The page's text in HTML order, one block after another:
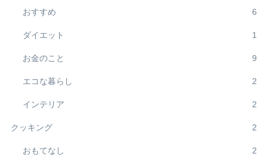
おすすめ 6
ダイエット 1
お金のこと 9
エコな暮らし 2
インテリア 2
クッキング 2
おもてなし 2